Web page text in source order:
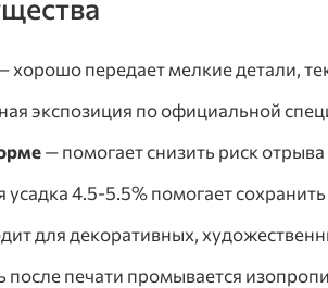
хорошо передает мелкие детали,
экспозиция по официальной
— помогает снизить риск
4.5-5.5% помогает
для декоративных,
после печати промывается